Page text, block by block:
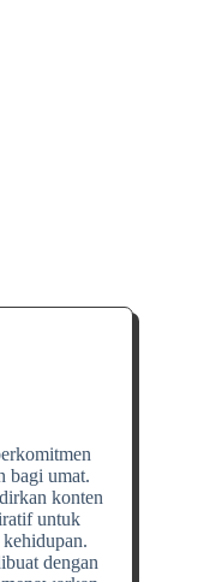
bagi umat.
konten
untuk
dengan